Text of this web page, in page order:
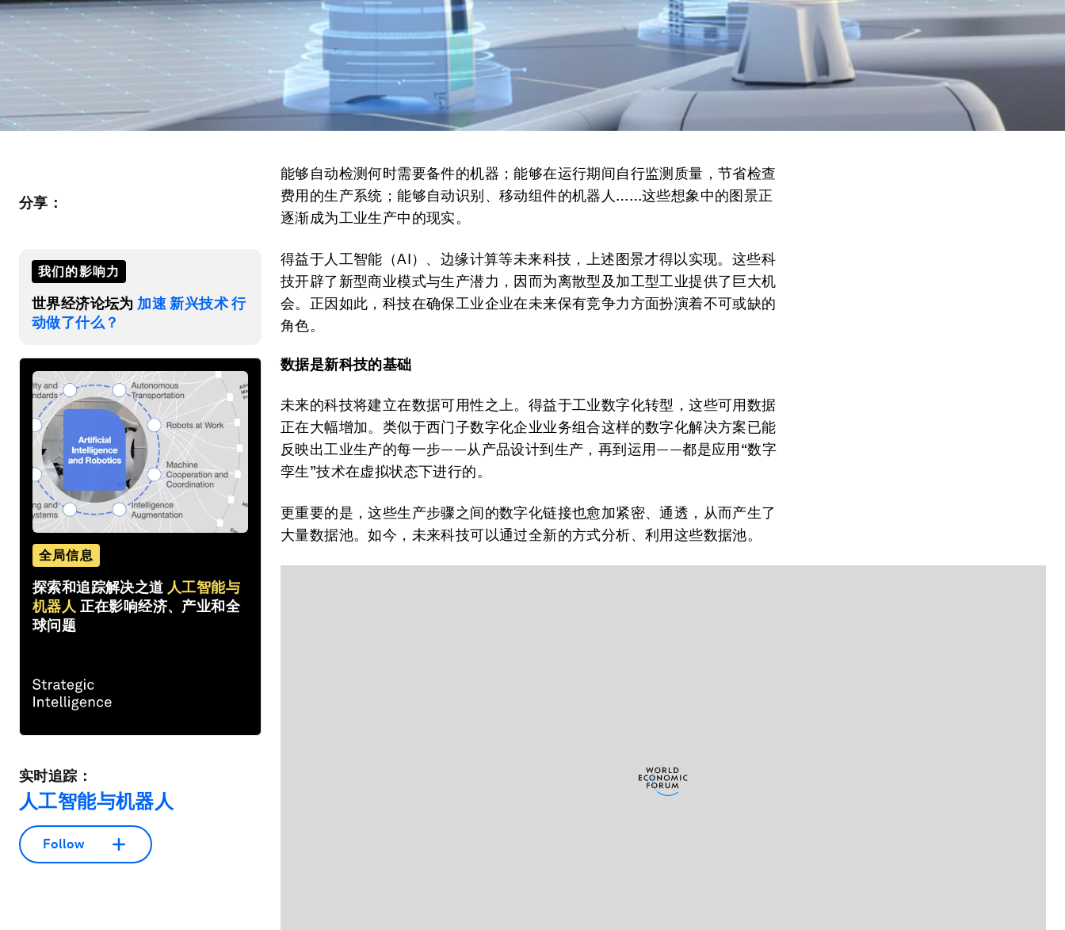
分享：
我们的影响力
世界经济论坛为 加速 新兴技术 行
动做了什么？
全局信息
探索和追踪解决之道 人工智能与
机器人 正在影响经济、产业和全
球问题
实时追踪：
人工智能与机器人
Follow
能够自动检测何时需要备件的机器；能够在运行期间自行监测质量，节省检查
费用的生产系统；能够自动识别、移动组件的机器人……这些想象中的图景正
逐渐成为工业生产中的现实。
得益于人工智能（AI）、边缘计算等未来科技，上述图景才得以实现。这些科
技开辟了新型商业模式与生产潜力，因而为离散型及加工型工业提供了巨大机
会。正因如此，科技在确保工业企业在未来保有竞争力方面扮演着不可或缺的
角色。
数据是新科技的基础
未来的科技将建立在数据可用性之上。得益于工业数字化转型，这些可用数据
正在大幅增加。类似于西门子数字化企业业务组合这样的数字化解决方案已能
反映出工业生产的每一步——从产品设计到生产，再到运用——都是应用“数字
孪生”技术在虚拟状态下进行的。
更重要的是，这些生产步骤之间的数字化链接也愈加紧密、通透，从而产生了
大量数据池。如今，未来科技可以通过全新的方式分析、利用这些数据池。